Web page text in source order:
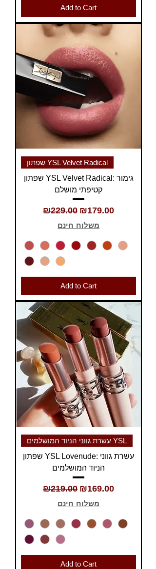
Add to Cart
שפתון YSL Velvet Radical
שפתון YSL Velvet Radical: גימור
קטיפתי מושלם
Regular Price
₪229.00 Sale Price
₪179.00
משלוח חינם
Add to Cart
עשרת גווני הניוד המושלמים YSL
שפתון YSL Lovenude: עשרת גווני
הניוד המושלמים
Regular Price
₪219.00 Sale Price
₪169.00
משלוח חינם
Add to Cart